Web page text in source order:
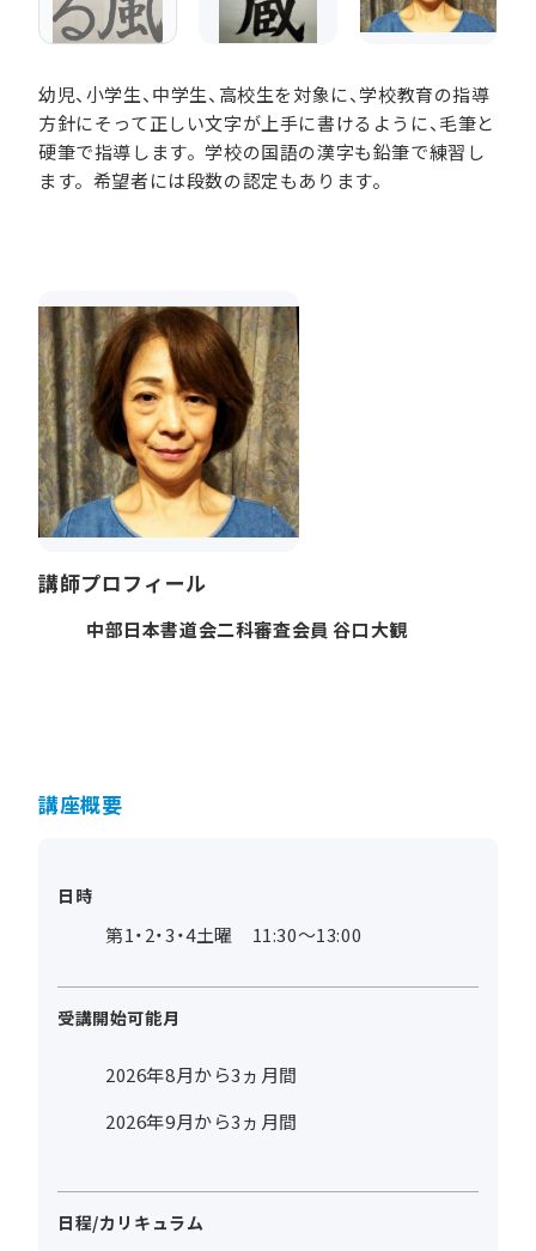
幼児、小学生、中学生、高校生を対象に、学校教育の指導
方針にそって正しい文字が上手に書けるように、毛筆と
硬筆で指導します。学校の国語の漢字も鉛筆で練習し
ます。希望者には段数の認定もあります。
講師プロフィール
中部日本書道会二科審査会員 谷口大観
講座概要
日時
第1・2・3・4土曜 11:30～13:00
受講開始可能月
2026年8月から3ヵ月間
2026年9月から3ヵ月間
日程/カリキュラム